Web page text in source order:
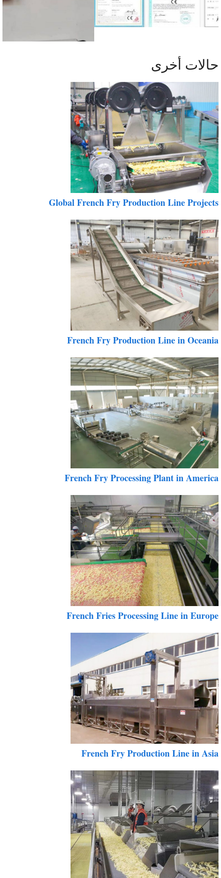
أخرى
Global French Fry Production Line
French Fry Production Line in
French Fry Processing Plant in
French Fries Processing Line in
French Fry Production Line in